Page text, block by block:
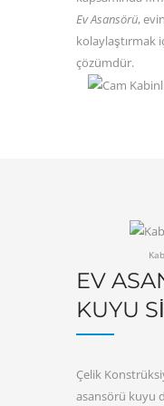
EvAsansörü,
kolaylaştırmak
çözümdür.
EV
KUYU
Çelik
asansörü kuyu